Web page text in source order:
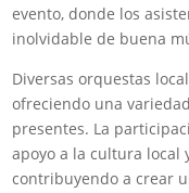
evento, donde los
inolvidable de buena
Diversas orquestas
ofreciendo una
presentes. La
apoyo a la cultura local
contribuyendo a crear